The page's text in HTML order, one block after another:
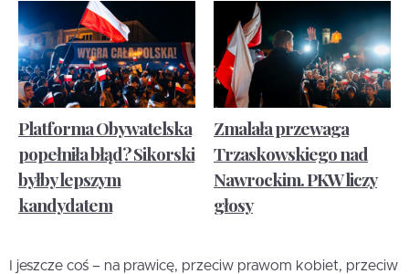
Platforma Obywatelska
popełniła błąd? Sikorski
byłby lepszym
kandydatem
Zmalała przewaga
Trzaskowskiego nad
Nawrockim. PKW liczy
głosy
I jeszcze coś – na prawicę, przeciw prawom kobiet, przeciw